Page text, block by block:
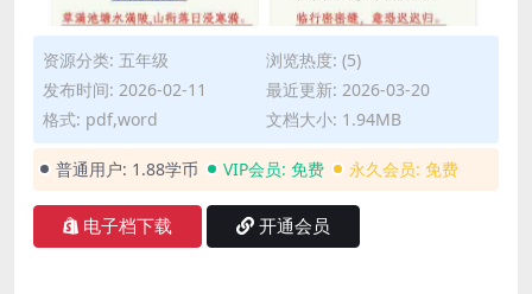
资源分类: 五年级
浏览热度: (5)
发布时间: 2026-02-11
最近更新: 2026-03-20
格式: pdf,word
文档大小: 1.94MB
普通用户: 1.88学币 VIP会员: 免费 永久会员: 免费
电子档下载 开通会员